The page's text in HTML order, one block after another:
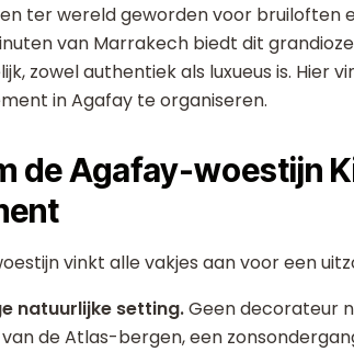
ter wereld geworden voor bruiloften
van Marrakech biedt dit
zowel authentiek als luxueus is. Hier
in Agafay te organiseren.
de Agafay-woestijn
vinkt alle vakjes aan voor een
natuurlijke setting.Geen decorateur
de Atlas-bergen, een